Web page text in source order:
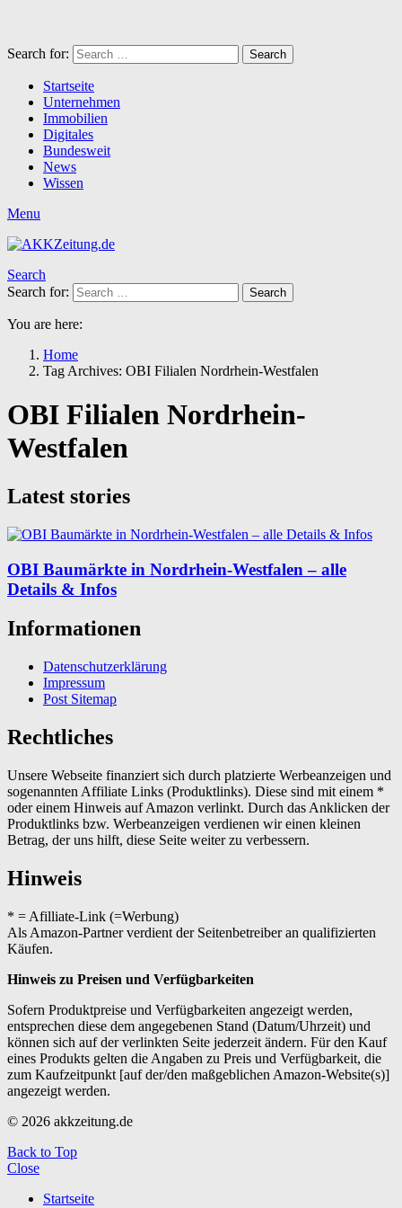
Search for: Search
Startseite
Unternehmen
Immobilien
Digitales
Bundesweit
News
Wissen
Menu
Search
Search for:
Search
You are here:
Home
Tag Archives: OBI Filialen Nordrhein-Westfalen
OBI Filialen Nordrhein-
Westfalen
Latest stories
OBI Baumärkte in Nordrhein-Westfalen – alle
Details & Infos
Informationen
Datenschutzerklärung
Impressum
Post Sitemap
Rechtliches
Unsere Webseite finanziert sich durch platzierte Werbeanzeigen und
sogenannten Affiliate Links (Produktlinks). Diese sind mit einem *
oder einem Hinweis auf Amazon verlinkt. Durch das Anklicken der
Produktlinks bzw. Werbeanzeigen verdienen wir einen kleinen
Betrag, der uns hilft, diese Seite weiter zu verbessern.
Hinweis
* = Afilliate-Link (=Werbung)
Als Amazon-Partner verdient der Seitenbetreiber an qualifizierten
Käufen.
Hinweis zu Preisen und Verfügbarkeiten
Sofern Produktpreise und Verfügbarkeiten angezeigt werden,
entsprechen diese dem angegebenen Stand (Datum/Uhrzeit) und
können sich auf der verlinkten Seite jederzeit ändern. Für den Kauf
eines Produkts gelten die Angaben zu Preis und Verfügbarkeit, die
zum Kaufzeitpunkt [auf der/den maßgeblichen Amazon-Website(s)]
angezeigt werden.
© 2026 akkzeitung.de
Back to Top
Close
Startseite